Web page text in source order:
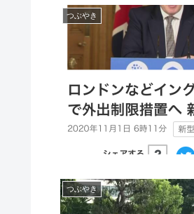
つぶやき
つぶやき